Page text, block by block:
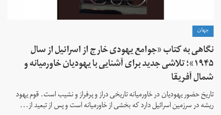
جهان
نگاهی به کتاب «جوامع یهودی خارج از اسرائیل از سال
۱۹۴۵»؛ تلاشی جدید برای آشنایی با یهودیان خاورمیانه و
شمال آفریقا
تاریخ حضور یهودیان در خاورمیانه تاریخی دراز و پرفراز و نشیب است. قوم یهود
ریشه در سرزمین اسرائیل دارد که بخشی از خاورمیانه است و پس از تبعید از...